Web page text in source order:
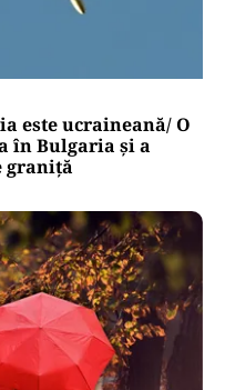
este ucraineană/ O
în Bulgaria şi a
graniţă